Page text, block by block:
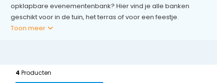
opklapbare evenementenbank? Hier vind je alle banken
geschikt voor in de tuin, het terras of voor een feestje.
Toon meer
4Producten